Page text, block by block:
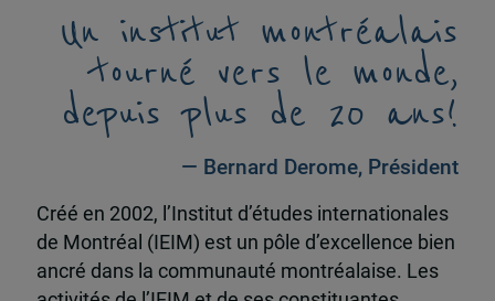
Un institut montréalais
tourné vers le monde,
depuis plus de 20 ans!
— Bernard Derome, Président
Créé en 2002, l’Institut d’études internationales
de Montréal (IEIM) est un pôle d’excellence bien
ancré dans la communauté montréalaise. Les